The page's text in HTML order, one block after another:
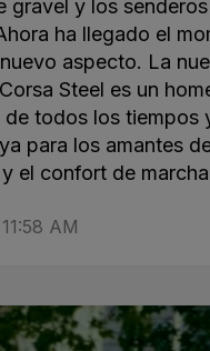
gravel y los senderos
ha llegado el
aspecto. La
Steel es un
de todos los tiempos
para los amantes
el confort de
AM